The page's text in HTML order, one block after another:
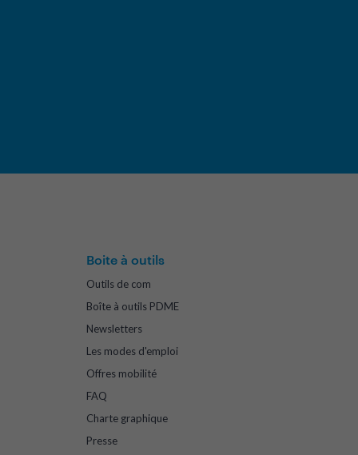
Boite à outils
Outils de com
Boîte à outils PDME
Newsletters
Les modes d'emploi
Offres mobilité
FAQ
Charte graphique
Presse